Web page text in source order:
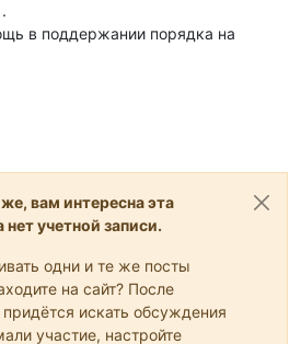
в поддержании порядка на
вам интересна эта
нет учетной записи.
одни и те же посты
на сайт? После
искать обсуждения
участие, настройте